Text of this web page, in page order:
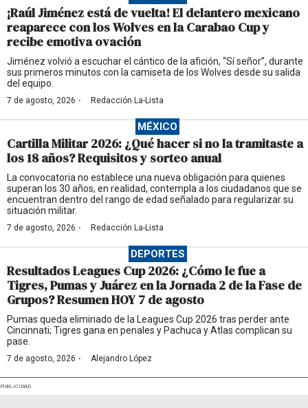
¡Raúl Jiménez está de vuelta! El delantero mexicano
reaparece con los Wolves en la Carabao Cup y
recibe emotiva ovación
Jiménez volvió a escuchar el cántico de la afición, “Sí señor”, durante
sus primeros minutos con la camiseta de los Wolves desde su salida
del equipo.
7 de agosto, 2026 · Redacción La-Lista
MÉXICO
Cartilla Militar 2026: ¿Qué hacer si no la tramitaste a
los 18 años? Requisitos y sorteo anual
La convocatoria no establece una nueva obligación para quienes
superan los 30 años, en realidad, contempla a los ciudadanos que se
encuentran dentro del rango de edad señalado para regularizar su
situación militar.
7 de agosto, 2026 · Redacción La-Lista
DEPORTES
Resultados Leagues Cup 2026: ¿Cómo le fue a
Tigres, Pumas y Juárez en la Jornada 2 de la Fase de
Grupos? Resumen HOY 7 de agosto
Pumas queda eliminado de la Leagues Cup 2026 tras perder ante
Cincinnati; Tigres gana en penales y Pachuca y Atlas complican su
pase.
7 de agosto, 2026 · Alejandro López
PUBLICIDAD